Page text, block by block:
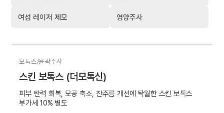
여성 레이저 제모 영양주사
보톡스/윤곽주사
스킨 보톡스 (더모톡신)
피부 탄력 회복, 모공 축소, 잔주름 개선에 탁월한 스킨 보톡스
부가세 10% 별도